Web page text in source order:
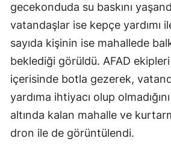
gecekonduda su baskını
vatandaşlar ise kepçe yardımı
sayıda kişinin ise mahallede
beklediği görüldü. AFAD
içerisinde botla gezerek,
yardıma ihtiyacı olup
altında kalan mahalle ve
dron ile de görüntülendi.